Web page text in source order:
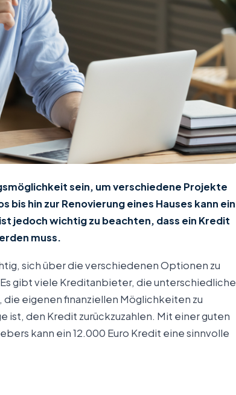
sein, um verschiedene Projekte
bis hin zur Renovierung eines Hauses kann ein
jedoch wichtig zu beachten, dass ein Kredit
muss.
sich über die verschiedenen Optionen zu
gibt viele Kreditanbieter, die unterschiedliche
die eigenen finanziellen Möglichkeiten zu
ist, den Kredit zurückzuzahlen. Mit einer guten
kann ein 12.000 Euro Kredit eine sinnvolle